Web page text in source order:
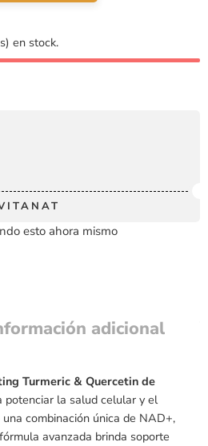
en stock.
esto ahora mismo
adicional
Turmeric & Quercetin de
potenciar la salud celular y el
combinación única de NAD+,
avanzada brinda soporte